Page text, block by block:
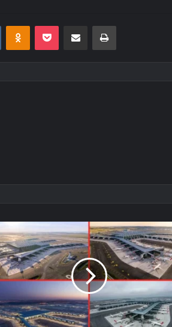
VKontakteOdnoklassniki
Pocket E-Posta ile paylaş Yazdır